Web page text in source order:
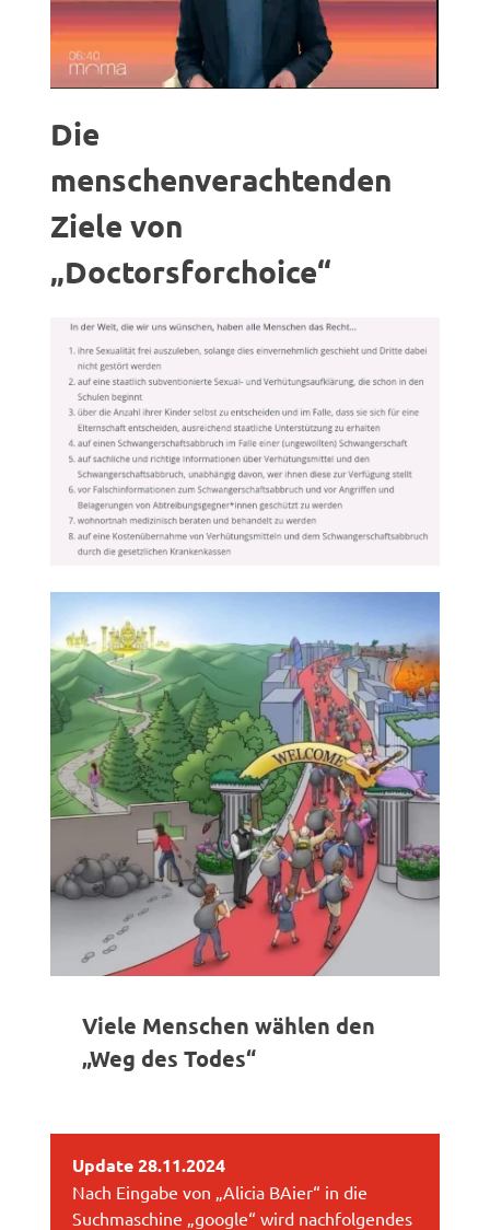
Die
menschenverachtenden
Ziele von
„Doctorsforchoice“
Viele Menschen wählen den
„Weg des Todes“
Update 28.11.2024
Nach Eingabe von „Alicia BAier“ in die
Suchmaschine „google“ wird nachfolgendes